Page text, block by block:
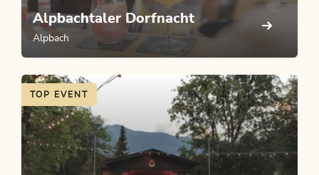
Alpbachtaler Dorfnacht
Alpbach
TOP EVENT